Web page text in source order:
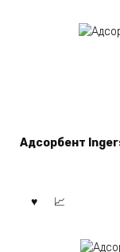
Адсорбент